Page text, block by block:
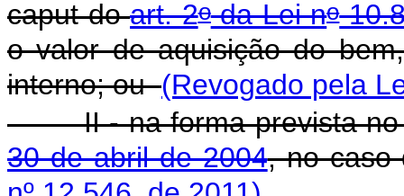
caputdoart. 2oda Lei no
o valor de aquisição do
interno; ou(Revogado pela
II - na forma prevista
30 de abril de 2004, no